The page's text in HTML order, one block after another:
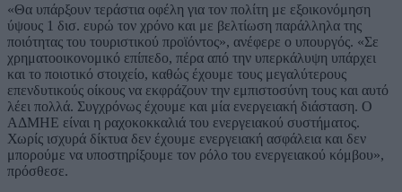
«Θα υπάρξουν τεράστια οφέλη για τον πολίτη με εξοικονόμηση
ύψους 1 δισ. ευρώ τον χρόνο και με βελτίωση παράλληλα της
ποιότητας του τουριστικού προϊόντος», ανέφερε ο υπουργός. «Σε
χρηματοοικονομικό επίπεδο, πέρα από την υπερκάλυψη υπάρχει
και το ποιοτικό στοιχείο, καθώς έχουμε τους μεγαλύτερους
επενδυτικούς οίκους να εκφράζουν την εμπιστοσύνη τους και αυτό
λέει πολλά. Συγχρόνως έχουμε και μία ενεργειακή διάσταση. Ο
ΑΔΜΗΕ είναι η ραχοκοκκαλιά του ενεργειακού συστήματος.
Χωρίς ισχυρά δίκτυα δεν έχουμε ενεργειακή ασφάλεια και δεν
μπορούμε να υποστηρίξουμε τον ρόλο του ενεργειακού κόμβου»,
πρόσθεσε.